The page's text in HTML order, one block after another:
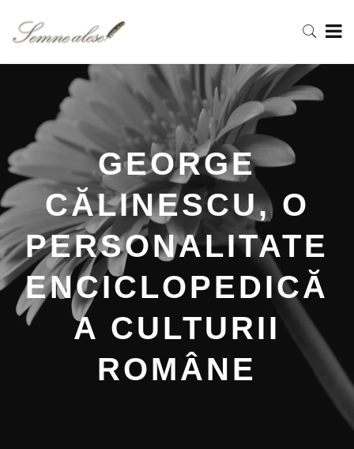
GEORGE
CĂLINESCU, O
PERSONALITATE
ENCICLOPEDICĂ
A CULTURII
ROMÂNE